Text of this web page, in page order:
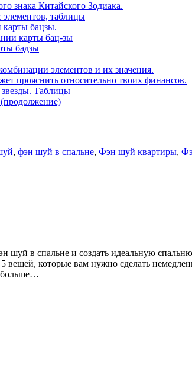
знака Китайского Зодиака.
таблицы
карты бацзы.
карты бац-зы
бадзы
элементов и их значения.
прояснить относительно твоих финансов.
звезды. Таблицы
, фэн шуй в спальне, Фэн шуй квартиры,
шуй в спальне и создать идеальную
5 вещей, которые вам нужно сделать
больше…